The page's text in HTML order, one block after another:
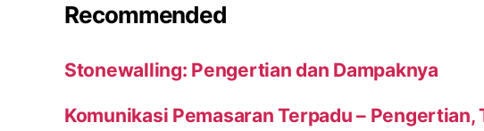
Recommended
Stonewalling: Pengertian dan Dampaknya
Komunikasi Pemasaran Terpadu – Pengertian,